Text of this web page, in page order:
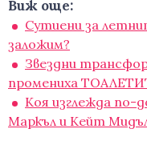
Виж още:
Сутиени за
заложим?
Звездни
промениха
Коя изглежда по-
Маркъл и Кейт